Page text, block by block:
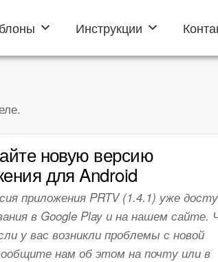
Инструкции
новую версию
для Android
приложения PRTV (1.4.1) уже
в Google Play и на нашем сайте.
у вас возникли проблемы с новой
нам об этом на почту или в